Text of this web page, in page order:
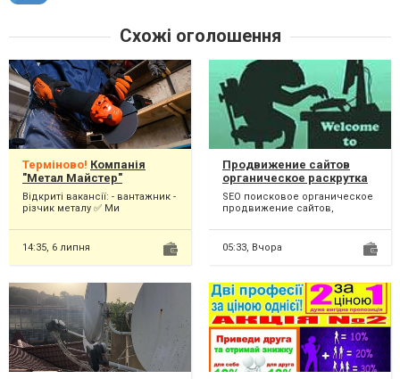
Схожі оголошення
Терміново! Компанія
"Метал Майстер"
запрошує на роботу!
Відкриті вакансії: - вантажник -
різчик металу ✅ Ми
Графік: понед...
14:35, 6 липня
Продвижение сайтов
органическое раскрутка
сайта
SEO поисковое органическое
продвижение сайтов,
комплекс действий интернет-
марк...
05:33, Вчора